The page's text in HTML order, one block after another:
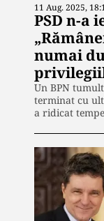
11 Aug. 2025,
PSD n-a
numai
Un BPN
terminat cu
a ridicat